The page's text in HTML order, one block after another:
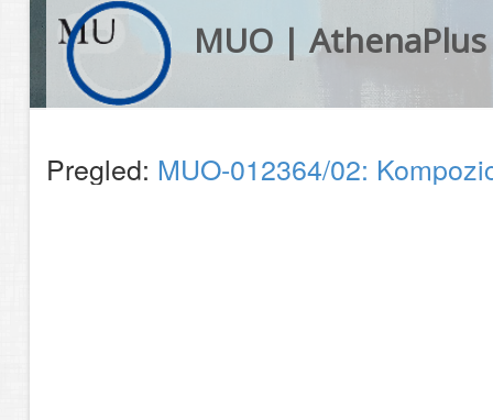
MUO | AthenaPlus
Pregled: MUO-012364/02: